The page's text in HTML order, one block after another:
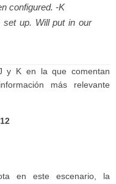
configured. -K
set up. Will put in our
y K en la que comentan
más relevante
en este escenario, la